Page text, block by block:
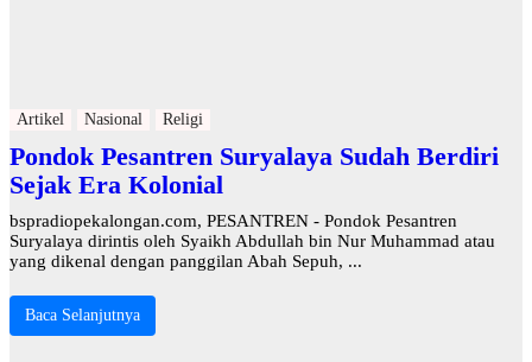
Artikel Nasional Religi
Pondok Pesantren Suryalaya Sudah Berdiri
Sejak Era Kolonial
bspradiopekalongan.com, PESANTREN - Pondok Pesantren
Suryalaya dirintis oleh Syaikh Abdullah bin Nur Muhammad atau
yang dikenal dengan panggilan Abah Sepuh, ...
Baca Selanjutnya